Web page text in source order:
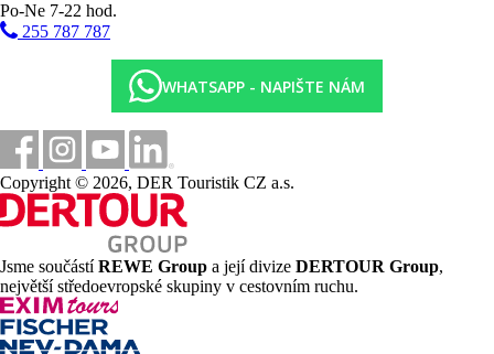
Po-Ne 7-22 hod.
255 787 787
WHATSAPP - NAPIŠTE NÁM
Copyright © 2026, DER Touristik CZ a.s.
Jsme součástíREWE Group a její divize DERTOUR Group,
největší středoevropské skupiny v cestovním ruchu.